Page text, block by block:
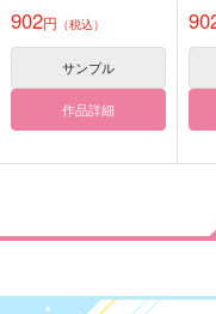
902円 （税込）
サンプル
作品詳細